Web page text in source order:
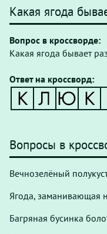
Какая ягода
Вопрос в кроссворде:
Какая ягода бывает
Ответ на кроссворд:
Вопросы в
Вечнозелёный
Ягода, заманивающая
Багряная бусинка